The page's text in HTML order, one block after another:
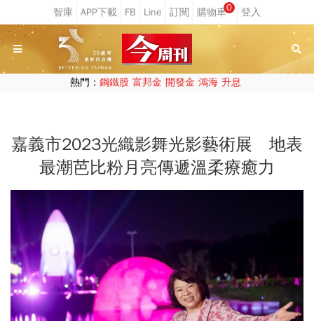
0
熱門： 鋼鐵股 富邦金 開發金 鴻海 升息
嘉義市2023光織影舞光影藝術展 地表
最潮芭比粉月亮傳遞溫柔療癒力